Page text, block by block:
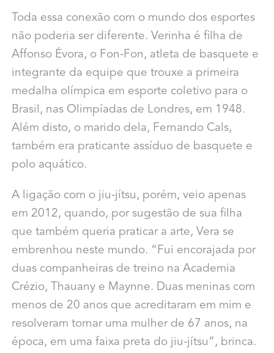
Toda essa conexão com o mundo dos esportes
não poderia ser diferente. Verinha é filha de
Affonso Évora, o Fon-Fon, atleta de basquete e
integrante da equipe que trouxe a primeira
medalha olímpica em esporte coletivo para o
Brasil, nas Olimpíadas de Londres, em 1948.
Além disto, o marido dela, Fernando Cals,
também era praticante assíduo de basquete e
polo aquático.
A ligação com o jiu-jítsu, porém, veio apenas
em 2012, quando, por sugestão de sua filha
que também queria praticar a arte, Vera se
embrenhou neste mundo. “Fui encorajada por
duas companheiras de treino na Academia
Crézio, Thauany e Maynne. Duas meninas com
menos de 20 anos que acreditaram em mim e
resolveram tornar uma mulher de 67 anos, na
época, em uma faixa preta do jiu-jítsu”, brinca.